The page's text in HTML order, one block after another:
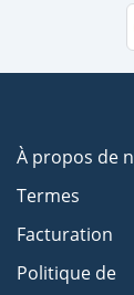
À propos de
Termes
Facturation
Politique de